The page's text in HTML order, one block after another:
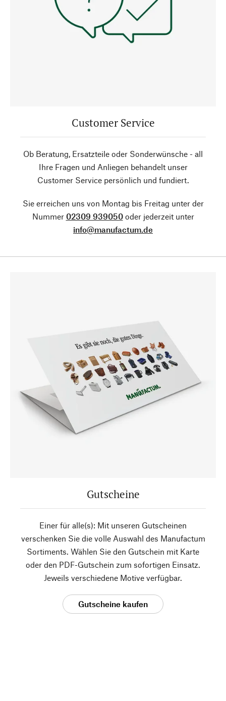
Customer Service
Ob Beratung, Ersatzteile oder Sonderwünsche - all
Ihre Fragen und Anliegen behandelt unser
Customer Service persönlich und fundiert.
Sie erreichen uns von Montag bis Freitag unter der
Nummer 02309 939050oder jederzeit unter
info@manufactum.de
Gutscheine
Einer für alle(s): Mit unseren Gutscheinen
verschenken Sie die volle Auswahl des Manufactum
Sortiments. Wählen Sie den Gutschein mit Karte
oder den PDF-Gutschein zum sofortigen Einsatz.
Jeweils verschiedene Motive verfügbar.
Gutscheine kaufen